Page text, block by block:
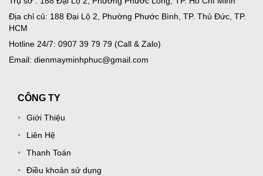
Địa chỉ củ: 188 Đại Lộ 2, Phường Phước Bình, TP. Thủ Đức, TP.
HCM
Hotline 24/7: 0907 39 79 79 (Call & Zalo)
Email: dienmayminhphuc@gmail.com
CÔNG TY
Giới Thiệu
Liên Hệ
Thanh Toán
Điều khoản sử dụng